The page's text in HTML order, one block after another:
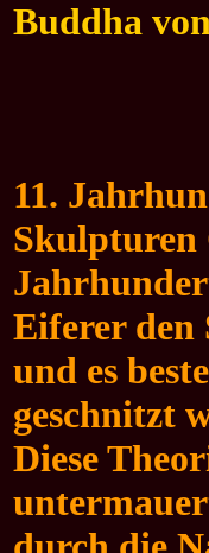
Buddha
11.
Skulpturen
Eiferer den
und es
geschnitzt
Diese